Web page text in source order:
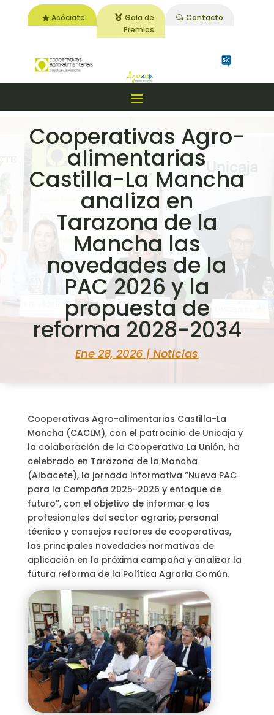
Asóciate
Gala de
Premios
Contacto
Cooperativas Agro-
alimentarias
Castilla-La Mancha
analiza en
Tarazona de la
Mancha las
novedades de la
PAC 2026 y la
propuesta de
reforma 2028-2034
Ene 28, 2026 |Noticias
Cooperativas Agro-alimentarias Castilla-La
Mancha (CACLM), con el patrocinio de Unicaja y
la colaboración de la Cooperativa La Unión, ha
celebrado en Tarazona de la Mancha
(Albacete), la jornada informativa “Nueva PAC
para la Campaña 2025-2026 y enfoque de
futuro”, con el objetivo de informar a los
profesionales del sector agrario, personal
técnico y consejos rectores de cooperativas,
las principales novedades normativas de
aplicación en la próxima campaña y analizar la
futura reforma de la Política Agraria Común.